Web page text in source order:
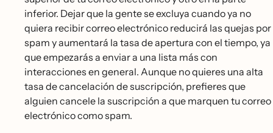
inferior. Dejar que la gente se excluya cuando ya no
quiera recibir correo electrónico reducirá las quejas por
spam y aumentará la tasa de apertura con el tiempo, ya
que empezarás a enviar a una lista más con
interacciones en general. Aunque no quieres una alta
tasa de cancelación de suscripción, prefieres que
alguien cancele la suscripción a que marquen tu correo
electrónico como spam.